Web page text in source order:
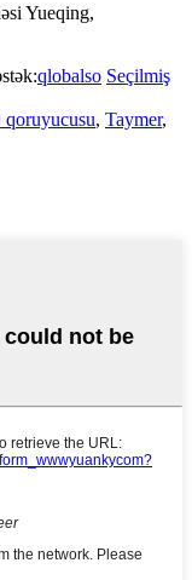
Yueqing,
qlobalso Seçilmiş
, Taymer,